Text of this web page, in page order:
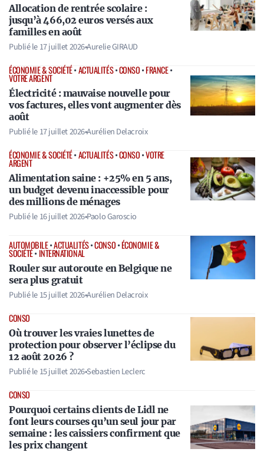
Allocation de rentrée scolaire :
jusqu’à 466,02 euros versés aux
familles en août
Publié le17 juillet 2026•Aurelie GIRAUD
ÉCONOMIE & SOCIÉTÉ•ACTUALITÉS•CONSO•FRANCE•
VOTRE ARGENT
Électricité : mauvaise nouvelle pour
vos factures, elles vont augmenter dès
août
Publié le17 juillet 2026•Aurélien Delacroix
ÉCONOMIE & SOCIÉTÉ•ACTUALITÉS•CONSO•VOTRE
ARGENT
Alimentation saine : +25% en 5 ans,
un budget devenu inaccessible pour
des millions de ménages
Publié le16 juillet 2026•Paolo Garoscio
AUTOMOBILE•ACTUALITÉS•CONSO•ÉCONOMIE &
SOCIÉTÉ•INTERNATIONAL
Rouler sur autoroute en Belgique ne
sera plus gratuit
Publié le15 juillet 2026•Aurélien Delacroix
CONSO
Où trouver les vraies lunettes de
protection pour observer l’éclipse du
12 août 2026 ?
Publié le15 juillet 2026•Sebastien Leclerc
CONSO
Pourquoi certains clients de Lidl ne
font leurs courses qu’un seul jour par
semaine : les caissiers confirment que
les prix changent